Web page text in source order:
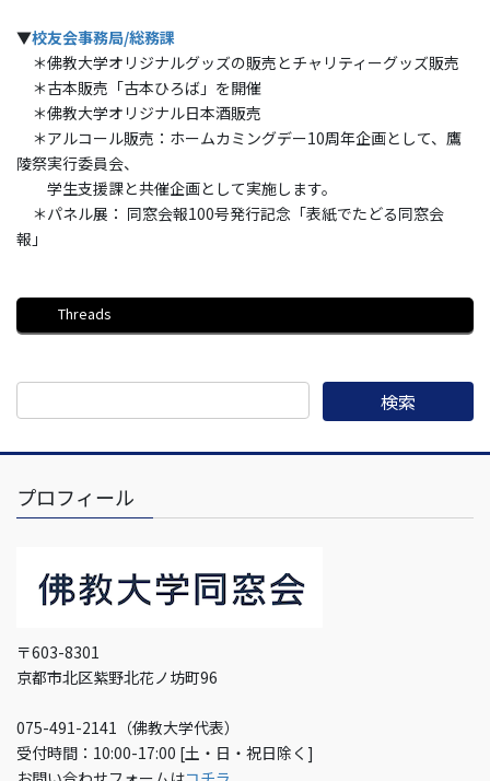
▼校友会事務局/総務課
＊佛教大学オリジナルグッズの販売とチャリティーグッズ販売
＊古本販売「古本ひろば」を開催
＊佛教大学オリジナル日本酒販売
＊アルコール販売：ホームカミングデー10周年企画として、鷹
陵祭実行委員会、
学生支援課と共催企画として実施します。
＊パネル展： 同窓会報100号発行記念「表紙でたどる同窓会
報」
Threads
プロフィール
〒603-8301
京都市北区紫野北花ノ坊町96
075-491-2141（佛教大学代表）
受付時間：10:00-17:00 [土・日・祝日除く]